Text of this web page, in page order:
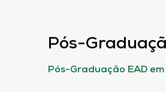
Pós-
Pós-Graduação EAD